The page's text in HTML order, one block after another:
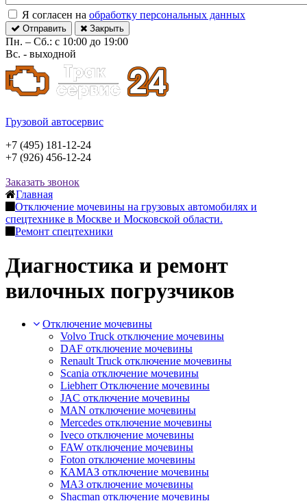
Я согласен на обработку персональных данных
Отправить Закрыть
Пн. – Сб.: с 10:00 до 19:00
Вс. - выходной
Грузовой автосервис
+7 (495) 181-12-24
+7 (926) 456-12-24
Заказать звонок
Главная
Отключение мочевины на грузовых автомобилях и
спецтехнике в Москве и Московской области.
Ремонт спецтехники
Диагностика и ремонт
вилочных погрузчиков
Отключение мочевины
Volvo Truck отключение мочевины
DAF отключение мочевины
Renault Truck отключение мочевины
Scania отключение мочевины
Liebherr Отключение мочевины
JAC отключение мочевины
MAN отключение мочевины
Mercedes отключение мочевины
Iveco отключение мочевины
FAW отключение мочевины
Foton отключение мочевины
КАМАЗ отключение мочевины
МАЗ отключение мочевины
Shacman отключение мочевины